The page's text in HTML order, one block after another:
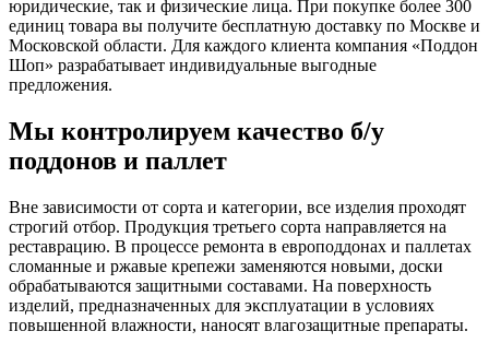
юридические, так и физические лица. При покупке более 300
единиц товара вы получите бесплатную доставку по Москве и
Московской области. Для каждого клиента компания «Поддон
Шоп» разрабатывает индивидуальные выгодные
предложения.
Мы контролируем качество б/у
поддонов и паллет
Вне зависимости от сорта и категории, все изделия проходят
строгий отбор. Продукция третьего сорта направляется на
реставрацию. В процессе ремонта в европоддонах и паллетах
сломанные и ржавые крепежи заменяются новыми, доски
обрабатываются защитными составами. На поверхность
изделий, предназначенных для эксплуатации в условиях
повышенной влажности, наносят влагозащитные препараты.